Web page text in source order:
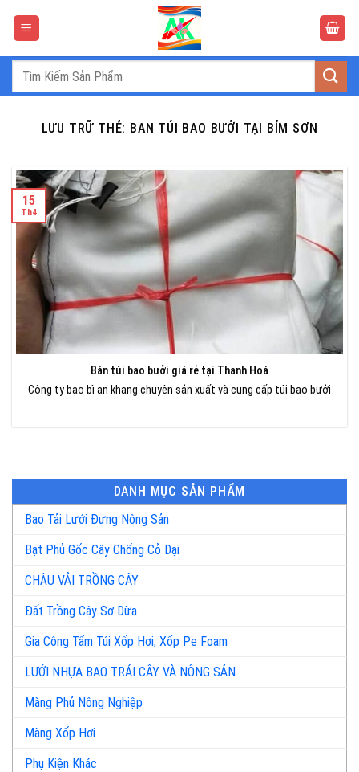
Tìm
LƯU TRỮ THẺ: BAN TÚI BAO BƯỞI TẠI BỈM SƠN
Bán túi bao bưởi giá rẻ tại Thanh Hoá
Công ty bao bì an khang chuyên sản xuất và cung cấp túi bao bưởi
15
Th4
DANH MỤC SẢN PHẨM
Bao Tải Lưới Đựng Nông Sản
Bạt Phủ Gốc Cây Chống Cỏ Dại
CHẬU VẢI TRỒNG CÂY
Đất Trồng Cây Sơ Dừa
Gia Công Tấm Túi Xốp Hơi, Xốp Pe Foam
LƯỚI NHỰA BAO TRÁI CÂY VÀ NÔNG SẢN
Màng Phủ Nông Nghiệp
Màng Xốp Hơi
Phụ Kiện Khác